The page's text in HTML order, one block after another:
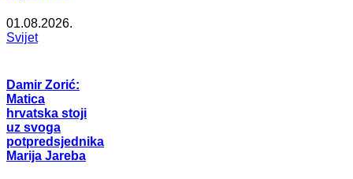
01.08.2026.
Svijet
Damir Zorić:
Matica
hrvatska stoji
uz svoga
potpredsjednika
Marija Jareba